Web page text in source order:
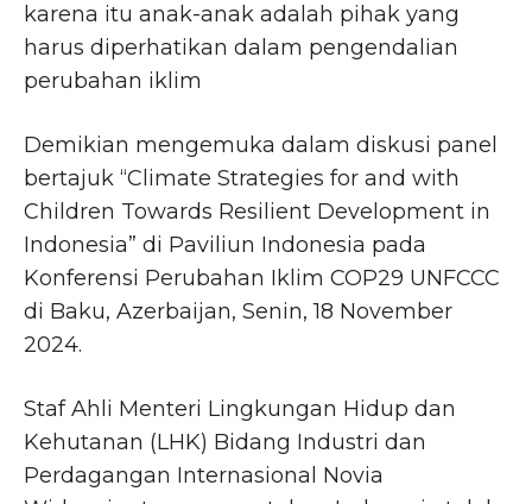
karena itu anak-anak adalah pihak yang
harus diperhatikan dalam pengendalian
perubahan iklim
Demikian mengemuka dalam diskusi panel
bertajuk “Climate Strategies for and with
Children Towards Resilient Development in
Indonesia” di Paviliun Indonesia pada
Konferensi Perubahan Iklim COP29 UNFCCC
di Baku, Azerbaijan, Senin, 18 November
2024.
Staf Ahli Menteri Lingkungan Hidup dan
Kehutanan (LHK) Bidang Industri dan
Perdagangan Internasional Novia